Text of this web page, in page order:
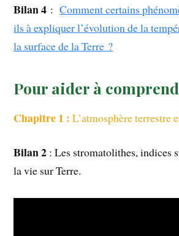
Bilan 4 :Comment certains
ils à expliquer l’évolution de la
la surface de la Terre ?
Pour aider à
Chapitre 1 : L’atmosphère terrestre
Bilan 2 : Les stromatolithes, indices
la vie sur Terre.